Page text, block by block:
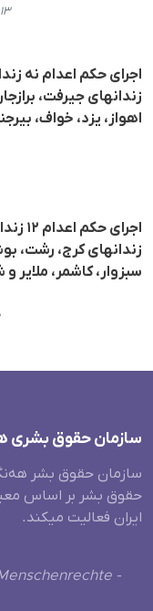
۱۳ مرداد ۱۴۰۵، ۰۹:۵۶
اجرای حکم اعدام نە
زندانهای جیرفت،
اهواز، یزد، خواف،
اجرای حکم
زندانهای کرج، رشت،
سبزوار، کاشمر، ملایر و
سازمان حقوق بشری
سازمان حقوق بشر
حقوق بشر بر اساس
ایران فعالیت میکند.
-